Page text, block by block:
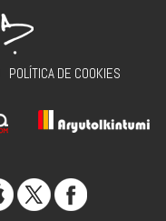
POLÍTICA DE COOKIES